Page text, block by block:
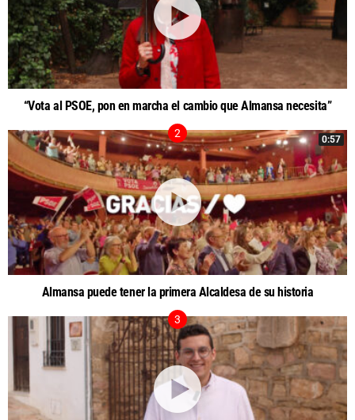
“Vota al PSOE, pon en marcha el cambio que Almansa necesita”
0:57
Almansa puede tener la primera Alcaldesa de su historia